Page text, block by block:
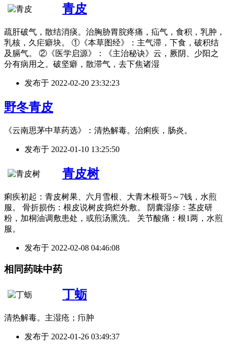
青皮
疏肝破气，散结消痰。治胸胁胃脘疼痛，疝气，食积，乳肿，
乳核，久疟癖块。 ①《本草图经》：主气滞，下食，破积结
及膈气。 ②《医学启源》：《主治秘诀》云，厥阴、少阳之
分有病用之。破坚癖，散滞气，去下焦诸湿
发布于 2022-02-20 23:32:23
野冬青皮
《云南思茅中草药选》：清热解毒。治痢疾，肠炎。
发布于 2022-01-10 13:25:50
青皮树
痢疾初起：青皮树果、六月雪根、大青木根哥5～7钱，水煎
服。 骨折损伤：根皮说树皮捣烂外敷。 阴囊湿疹：茎皮研
粉，加桐油调敷患处，或煎汤熏洗。 关节酸痛：根1两，水煎
服。
发布于 2022-02-08 04:46:08
相同药味中药
丁蛎
清热解毒。主湿疮；疖肿
发布于 2022-01-26 03:49:37